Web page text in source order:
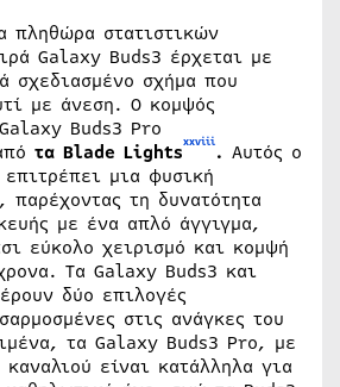
πληθώρα στατιστικών
Galaxy Buds3 έρχεται με
σχεδιασμένο σχήμα που
με άνεση. Ο κομψός
Buds3 Pro
τα Blade Lightsxxviii. Αυτός ο
μια φυσική
παρέχοντας τη δυνατότητα
με ένα απλό άγγιγμα,
εύκολο χειρισμό και κομψή
Τα Galaxy Buds3 και
δύο επιλογές
στις ανάγκες του
τα Galaxy Buds3 Pro, με
είναι κατάλληλα για